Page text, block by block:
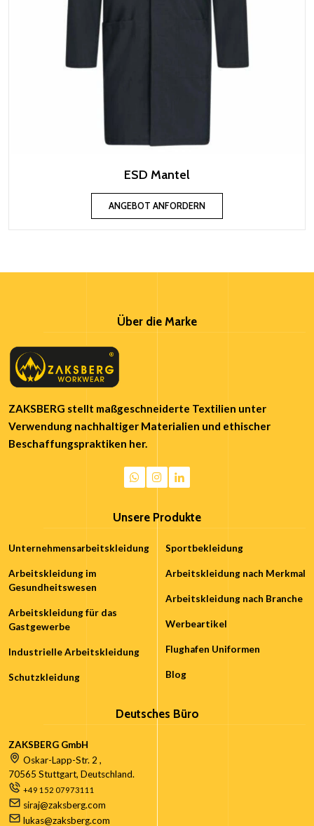
ESD Mantel
ANGEBOT ANFORDERN
Über die Marke
ZAKSBERG stellt maßgeschneiderte Textilien unter
Verwendung nachhaltiger Materialien und ethischer
Beschaffungspraktiken her.
Unsere Produkte
Unternehmensarbeitskleidung
Arbeitskleidung im
Gesundheitswesen
Arbeitskleidung für das
Gastgewerbe
Industrielle Arbeitskleidung
Schutzkleidung
Sportbekleidung
Arbeitskleidung nach Merkmal
Arbeitskleidung nach Branche
Werbeartikel
Flughafen Uniformen
Blog
Deutsches Büro
ZAKSBERG GmbH
Oskar-Lapp-Str. 2 ,
70565 Stuttgart, Deutschland.
+49 152 07973111
siraj@zaksberg.com
lukas@zaksberg.com